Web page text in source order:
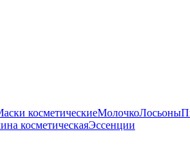
косметическиеМолочкоЛосьоны
косметическаяЭссенции